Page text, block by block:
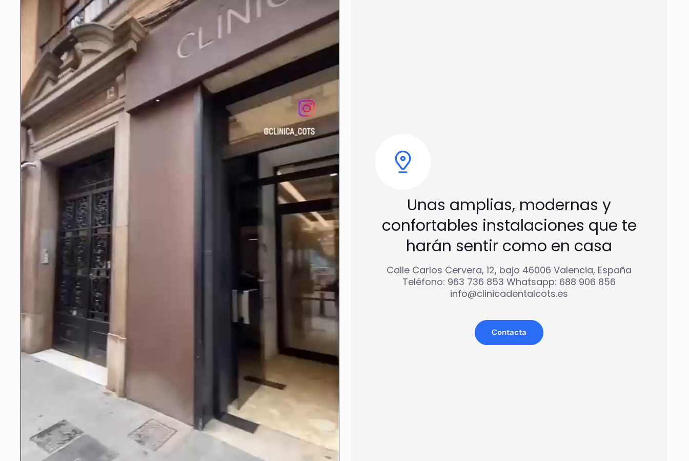
Unas amplias, modernas y
confortables instalaciones que te
harán sentir como en casa
Calle Carlos Cervera, 12, bajo 46006 Valencia, España
Teléfono: 963 736 853 Whatsapp: 688 906 856
info@clinicadentalcots.es
Contacta